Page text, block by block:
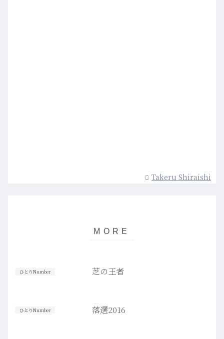
Takeru Shiraishi
ひとりNumber 芝の王者
ひとりNumber 落選2016